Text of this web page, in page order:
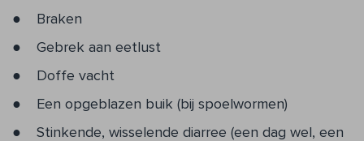
Braken
Gebrek aan eetlust
Doffe vacht
Een opgeblazen buik (bij spoelwormen)
Stinkende, wisselende diarree (een dag wel, een